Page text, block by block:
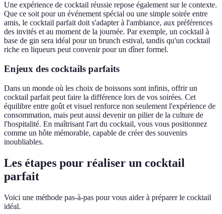
Une expérience de cocktail réussie repose également sur le contexte.
Que ce soit pour un événement spécial ou une simple soirée entre
amis, le cocktail parfait doit s'adapter à l'ambiance, aux préférences
des invités et au moment de la journée. Par exemple, un cocktail à
base de gin sera idéal pour un brunch estival, tandis qu'un cocktail
riche en liqueurs peut convenir pour un dîner formel.
Enjeux des cocktails parfaits
Dans un monde où les choix de boissons sont infinis, offrir un
cocktail parfait peut faire la différence lors de vos soirées. Cet
équilibre entre goût et visuel renforce non seulement l'expérience de
consommation, mais peut aussi devenir un pilier de la culture de
l'hospitalité. En maîtrisant l'art du cocktail, vous vous positionnez
comme un hôte mémorable, capable de créer des souvenirs
inoubliables.
Les étapes pour réaliser un cocktail
parfait
Voici une méthode pas-à-pas pour vous aider à préparer le cocktail
idéal.